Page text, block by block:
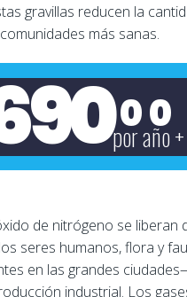
gravillas reducen la
más sanas.
0 0
por año
de nitrógeno se
seres humanos, flora y
en las grandes
industrial. Los